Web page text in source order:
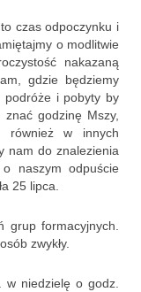
czas odpoczynku i
o modlitwie
nakazaną
gdzie będziemy
podróże i pobyty by
znać godzinę Mszy,
również w innych
nam do znalezienia
naszym odpuście
25 lipca.
grup formacyjnych.
zwykły.
w niedzielę o godz.